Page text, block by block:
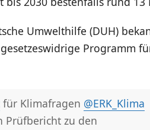
Umwelthilfe (DUH)
Programm
für Klimafragen @ERK_Klima
Prüfbericht zu den